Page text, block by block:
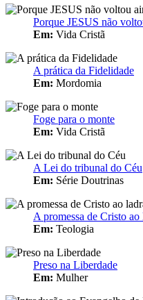
Porque JESUS não
Em: Vida Cristã
A prática da Fidelidade
Em: Mordomia
Foge para o monte
Em: Vida Cristã
A Lei do tribunal do Céu
Em: Série Doutrinas
A promessa de Cristo
Em: Teologia
Preso na Liberdade
Em: Mulher